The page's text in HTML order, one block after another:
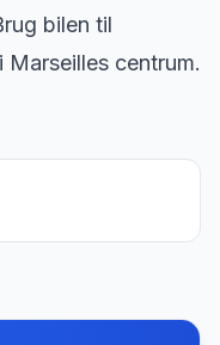
bilen til
centrum.